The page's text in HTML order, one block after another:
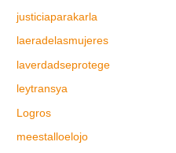
justiciaparakarla
laeradelasmujeres
laverdadseprotege
leytransya
Logros
meestalloelojo